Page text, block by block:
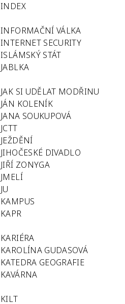
INDEX
INFORMAČNÍ VÁLKA
INTERNET SECURITY
ISLÁMSKÝ STÁT
JABLKA
JAK SI UDĚLAT MODŘINU
JÁN KOLENÍK
JANA SOUKUPOVÁ
JCTT
JEŽDĚNÍ
JIHOČESKÉ DIVADLO
JIŘÍ ZONYGA
JMELÍ
JU
KAMPUS
KAPR
KARIÉRA
KAROLÍNA GUDASOVÁ
KATEDRA GEOGRAFIE
KAVÁRNA
KILT